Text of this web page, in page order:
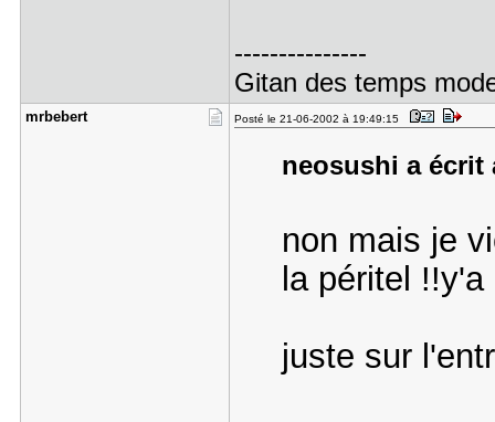
---------------
Gitan des temps
mrbebert Posté le 21-06-2002 à 19:49:15
neosushi a
non mais je
la péritel
juste sur